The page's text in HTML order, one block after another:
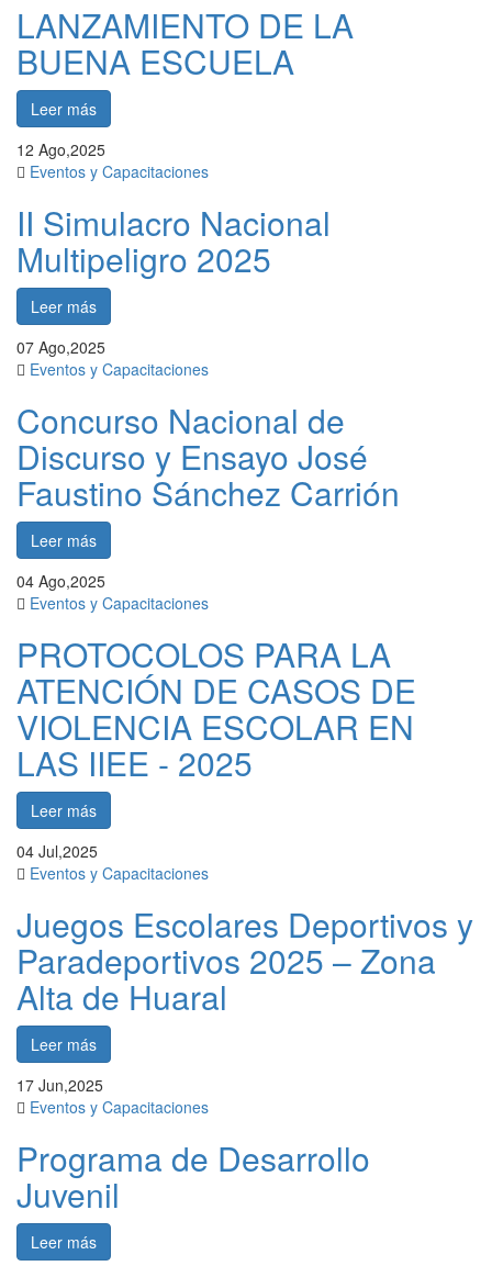
LANZAMIENTO DE LA
BUENA ESCUELA
Leer más
12 Ago,2025
Eventos y Capacitaciones
II Simulacro Nacional
Multipeligro 2025
Leer más
07 Ago,2025
Eventos y Capacitaciones
Concurso Nacional de
Discurso y Ensayo José
Faustino Sánchez Carrión
Leer más
04 Ago,2025
Eventos y Capacitaciones
PROTOCOLOS PARA LA
ATENCIÓN DE CASOS DE
VIOLENCIA ESCOLAR EN
LAS IIEE - 2025
Leer más
04 Jul,2025
Eventos y Capacitaciones
Juegos Escolares Deportivos y
Paradeportivos 2025 – Zona
Alta de Huaral
Leer más
17 Jun,2025
Eventos y Capacitaciones
Programa de Desarrollo
Juvenil
Leer más